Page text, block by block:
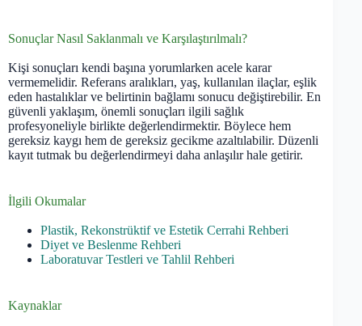
Sonuçlar Nasıl Saklanmalı ve Karşılaştırılmalı?
Kişi sonuçları kendi başına yorumlarken acele karar
vermemelidir. Referans aralıkları, yaş, kullanılan ilaçlar, eşlik
eden hastalıklar ve belirtinin bağlamı sonucu değiştirebilir. En
güvenli yaklaşım, önemli sonuçları ilgili sağlık
profesyoneliyle birlikte değerlendirmektir. Böylece hem
gereksiz kaygı hem de gereksiz gecikme azaltılabilir. Düzenli
kayıt tutmak bu değerlendirmeyi daha anlaşılır hale getirir.
İlgili Okumalar
Plastik, Rekonstrüktif ve Estetik Cerrahi Rehberi
Diyet ve Beslenme Rehberi
Laboratuvar Testleri ve Tahlil Rehberi
Kaynaklar